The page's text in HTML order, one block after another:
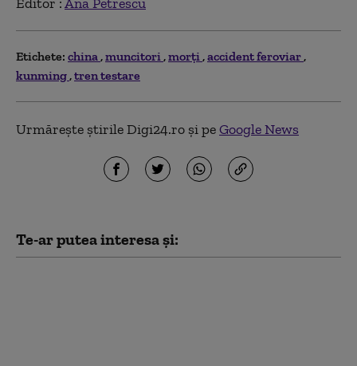
Etichete: china muncitori morți accident feroviar
kunming tren testare
Urmărește știrile Digi24.ro și peGoogle News
Te-ar putea interesa și: